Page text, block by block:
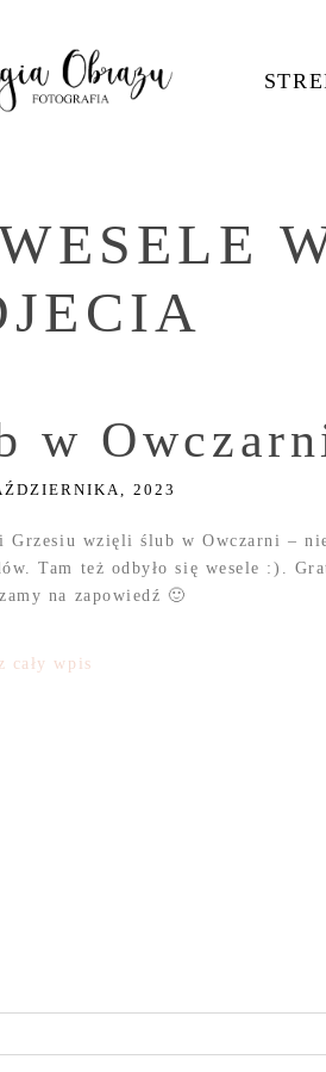
w
2023
Grzesiu wzięli ślub w Owczarni –
Tam też odbyło się wesele :).
na zapowiedź 🙂
cały wpis